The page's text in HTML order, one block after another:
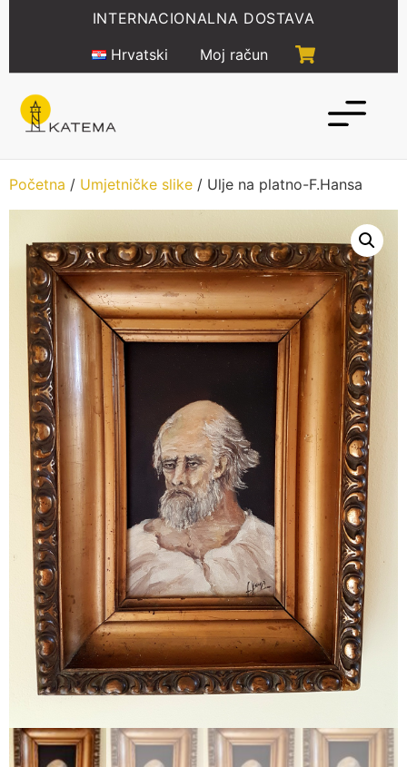
INTERNACIONALNA DOSTAVA
Hrvatski
Moj račun
Početna / Umjetničke slike / Ulje na platno-F.Hansa